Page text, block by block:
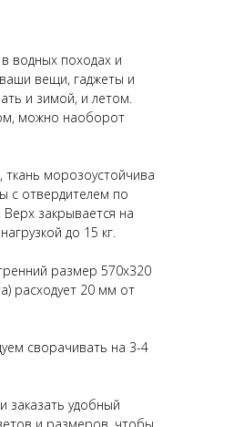
водных походах и
вещи, гаджеты и
и зимой, и летом.
можно наоборот
ткань морозоустойчива
с отвердителем по
закрывается на
до 15 кг.
размер 570х320
расходует 20 мм от
сворачивать на 3-4
заказать удобный